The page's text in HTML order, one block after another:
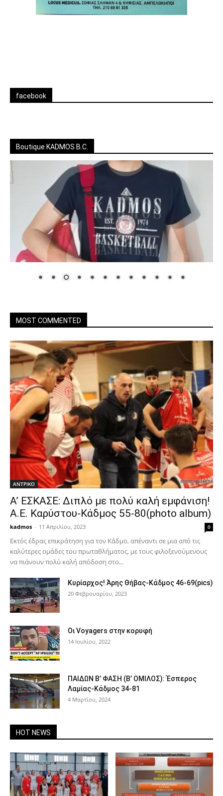
facebook
Boutique KADMOS B.C.
MOST COMMENTED
ΑΝTΡΙΚΟ
Α’ ΕΣΚΑΣΕ: Διπλό με πολύ καλή εμφάνιση!
Α.Ε. Καρύστου-Κάδμος 55-80(photo album)
kadmos - 11 Απριλίου, 2023 0
Εκτός έδρας επικράτηση για τον Κάδμο, απέναντι σε μια από τις
καλύτερες ομάδες του πρωταθλήματος, με τους φιλοξενούμενους
να πιάνουν πολύ καλή απόδοση στο...
Κυρίαρχος! Άρης Θήβας-Κάδμος 46-69(pics)
20 Φεβρουαρίου, 2023
Οι Voyagers στην κορυφή
14 Ιουλίου, 2022
ΠΑΙΔΩΝ Β’ ΦΑΣΗ (Β’ ΟΜΙΛΟΣ): Έσπερος
Λαμίας-Κάδμος 34-81
4 Μαρτίου, 2024
HOT NEWS